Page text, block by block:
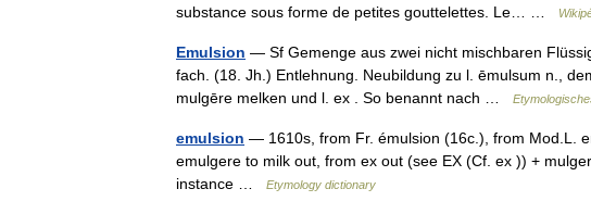
substance sous forme de petites gouttelettes. Le… …
Emulsion — Sf Gemenge aus zwei nicht mischbaren
fach. (18. Jh.) Entlehnung. Neubildung zu l. ēmulsum n.,
mulgēre melken und l. ex . So benannt nach …
emulsion — 1610s, from Fr. émulsion (16c.), from Mod.L.
emulgere to milk out, from ex out (see EX (Cf. ex )) +
instance …
Etymology dictionary